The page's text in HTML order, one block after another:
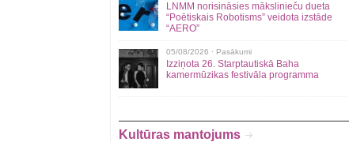
LNMM norisināsies mākslinieču dueta
“Poētiskais Robotisms” veidota izstāde
“AERO”
05/08/2026 · Pasākumi
Izziņota 26. Starptautiskā Baha
kamermūzikas festivāla programma
Kultūras mantojums